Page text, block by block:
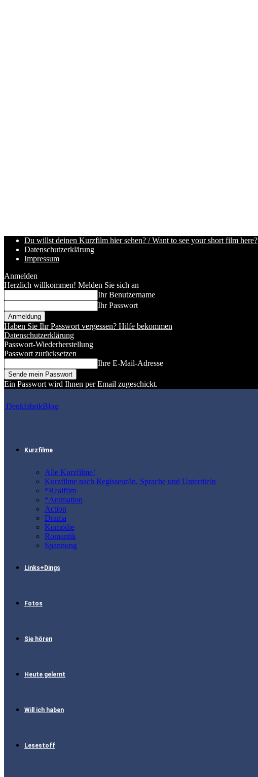
Du willst deinen Kurzfilm hier sehen? / Want to see your short film here?
Datenschutzerklärung
Impressum
Anmelden
Herzlich willkommen! Melden Sie sich an
Ihr Benutzername
Ihr Passwort
Haben Sie Ihr Passwort vergessen? Hilfe bekommen
Datenschutzerklärung
Passwort-Wiederherstellung
Passwort zurücksetzen
Ihre E-Mail-Adresse
Ein Passwort wird Ihnen per Email zugeschickt.
DenkfabrikBlog
Kurzfilme
Alle Kurzfilme!
Kurzfilme nach Regisseur/in, Sprache und Untertiteln
*Realfilm
*Animation
Action
Drama
Komödie
Romantik
Spannung
Links+Dings
Fotos
Sie hören
Heute gelernt
Will ich haben
Lesestoff